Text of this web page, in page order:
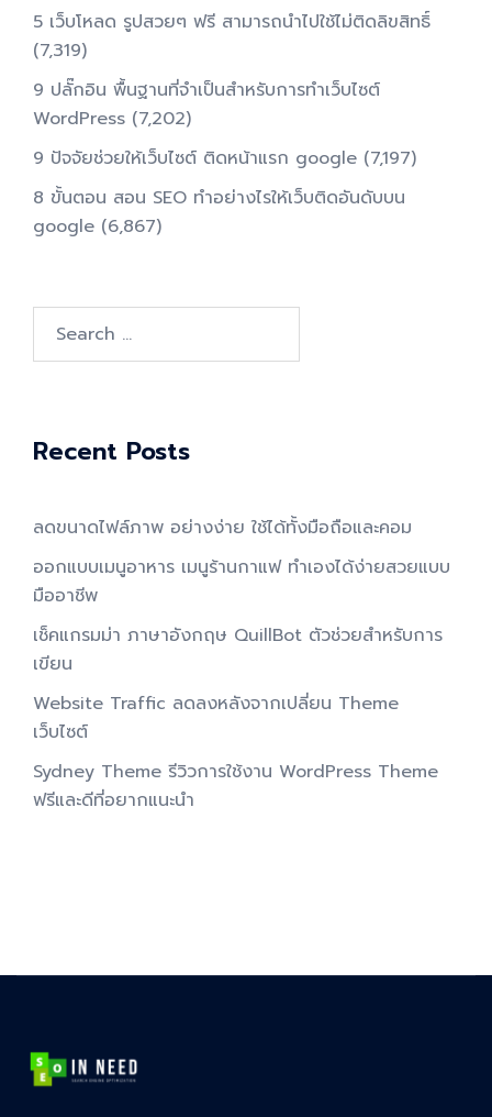
5 เว็บโหลด รูปสวยๆ ฟรี สามารถนำไปใช้ไม่ติดลิขสิทธิ์
(7,319)
9 ปลั๊กอิน พื้นฐานที่จำเป็นสำหรับการทําเว็บไซต์
WordPress (7,202)
9 ปัจจัยช่วยให้เว็บไซต์ ติดหน้าแรก google (7,197)
8 ขั้นตอน สอน SEO ทําอย่างไรให้เว็บติดอันดับบน
google (6,867)
for:
Recent Posts
ลดขนาดไฟล์ภาพ อย่างง่าย ใช้ได้ทั้งมือถือและคอม
ออกแบบเมนูอาหาร เมนูร้านกาแฟ ทำเองได้ง่ายสวยแบบ
มืออาชีพ
เช็คแกรมม่า ภาษาอังกฤษ QuillBot ตัวช่วยสำหรับการ
เขียน
Website Traffic ลดลงหลังจากเปลี่ยน Theme
เว็บไซต์
Sydney Theme รีวิวการใช้งาน WordPress Theme
ฟรีและดีที่อยากแนะนำ